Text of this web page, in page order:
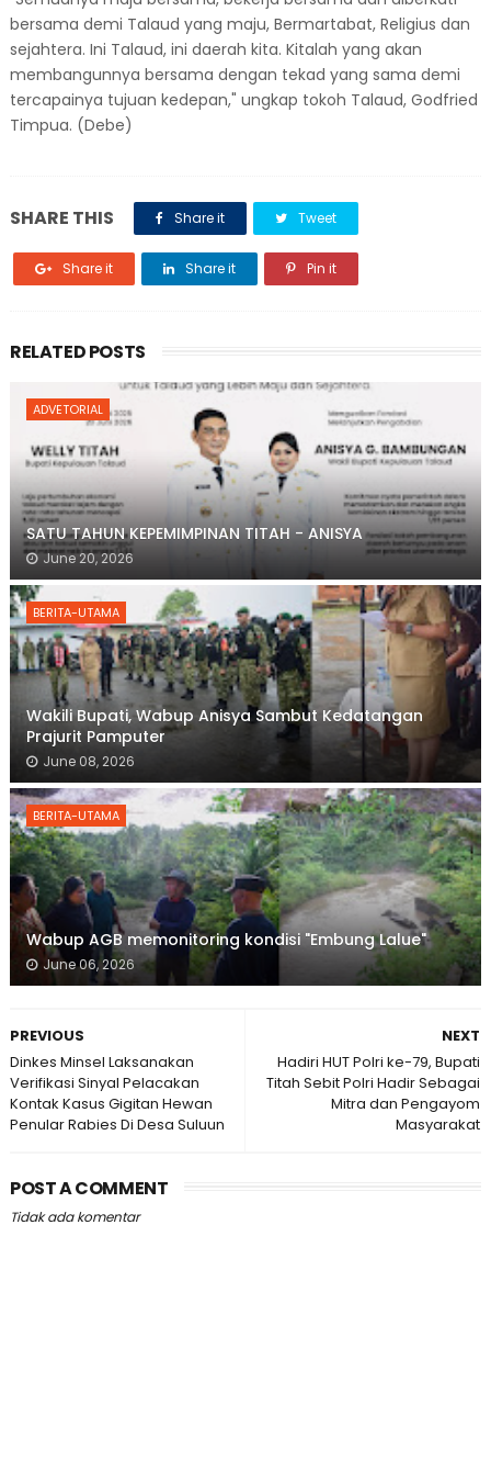
bersama demi Talaud yang maju, Bermartabat, Religius dan
sejahtera. Ini Talaud, ini daerah kita. Kitalah yang akan
membangunnya bersama dengan tekad yang sama demi
tercapainya tujuan kedepan," ungkap tokoh Talaud, Godfried
Timpua. (Debe)
SHARE THIS Share it Tweet
Share it Share it Pin it
RELATED POSTS
ADVETORIAL
SATU TAHUN KEPEMIMPINAN TITAH - ANISYA
June 20, 2026
BERITA-UTAMA
Wakili Bupati, Wabup Anisya Sambut Kedatangan
Prajurit Pamputer
June 08, 2026
BERITA-UTAMA
Wabup AGB memonitoring kondisi "Embung Lalue"
June 06, 2026
NEXT
Hadiri HUT Polri ke-79, Bupati
Titah Sebit Polri Hadir Sebagai
Mitra dan Pengayom
Masyarakat
PREVIOUS
Dinkes Minsel Laksanakan
Verifikasi Sinyal Pelacakan
Kontak Kasus Gigitan Hewan
Penular Rabies Di Desa Suluun
POST A COMMENT
Tidak ada komentar